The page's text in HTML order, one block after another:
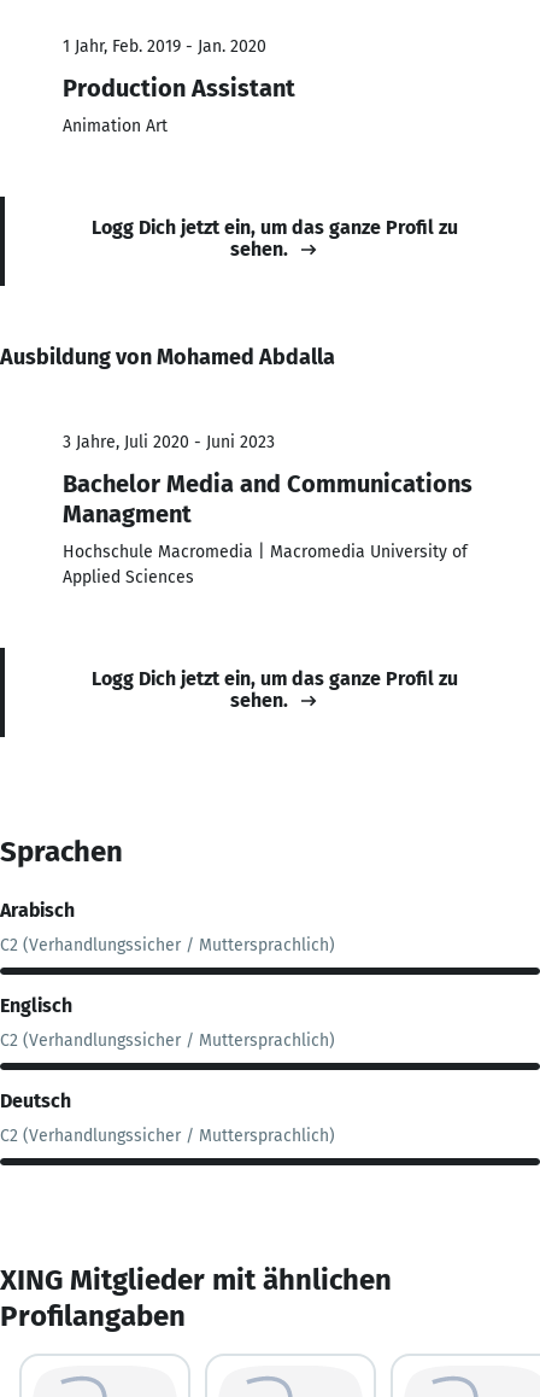
1 Jahr, Feb. 2019 - Jan. 2020
Production Assistant
Animation Art
Logg Dich jetzt ein, um das ganze Profil zu
sehen.
Ausbildung von Mohamed Abdalla
3 Jahre, Juli 2020 - Juni 2023
Bachelor Media and Communications
Managment
Hochschule Macromedia | Macromedia University of
Applied Sciences
Logg Dich jetzt ein, um das ganze Profil zu
sehen.
Sprachen
Arabisch
C2 (Verhandlungssicher / Muttersprachlich)
Englisch
C2 (Verhandlungssicher / Muttersprachlich)
Deutsch
C2 (Verhandlungssicher / Muttersprachlich)
XING Mitglieder mit ähnlichen
Profilangaben